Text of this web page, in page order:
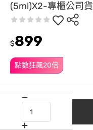
(5ml)X2-專櫃公司貨
點數狂飆20倍
$899